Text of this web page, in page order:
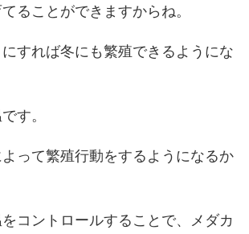
ることができますからね。
すれば冬にも繁殖できるようにな
す。
って繁殖行動をするようになるか
コントロールすることで、メダカ